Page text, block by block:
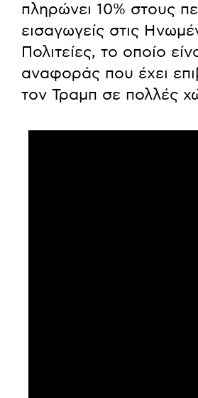
πληρώνει 10% στους
εισαγωγείς στις
Πολιτείες, το οποίο
αναφοράς που έχει
τον Τραμπ σε πολλές